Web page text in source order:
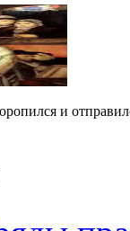
и